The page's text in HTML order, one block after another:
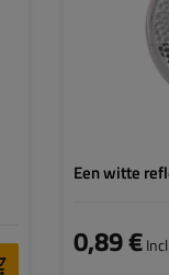
Een witte
0,89 €